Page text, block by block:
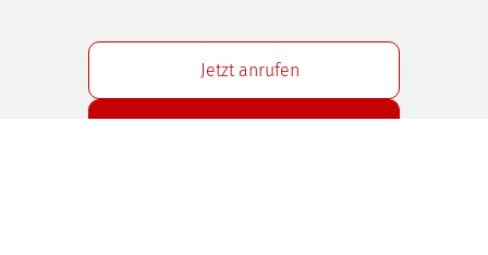
Jetzt anrufen